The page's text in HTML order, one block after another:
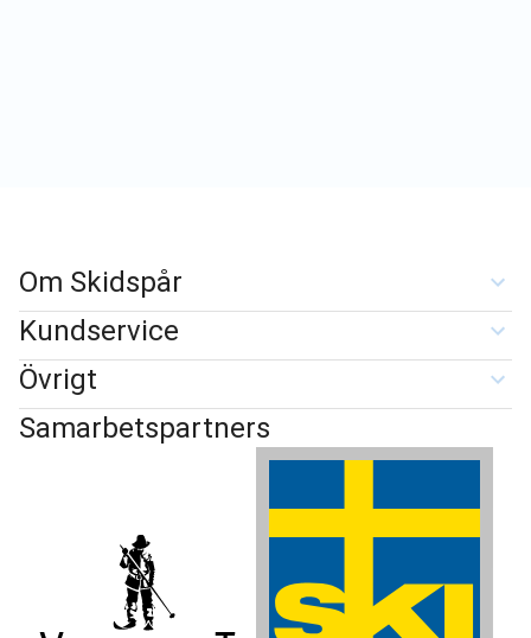
Om Skidspår
Kundservice
Övrigt
Samarbetspartners